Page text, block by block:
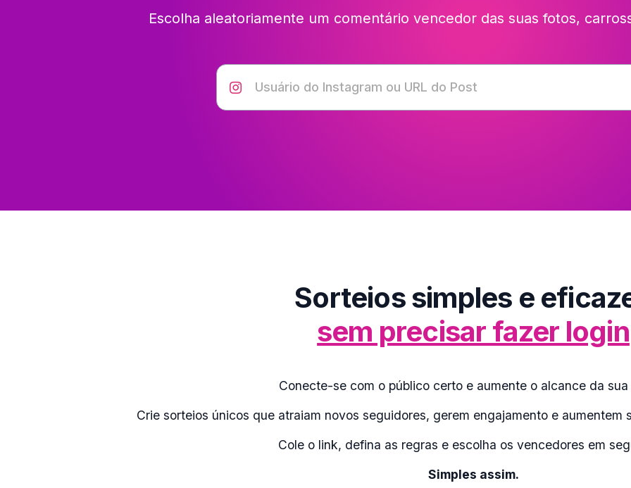
Escolha aleatoriamente um comentário vencedor das suas fotos,
Sorteios simples e
sem precisar fazer login
Conecte-se com o público certo e aumente o alcance da sua
Crie sorteios únicos que atraiam novos seguidores, gerem engajamento e aumentem
Cole o link, defina as regras e escolha os vencedores em
Simples assim.